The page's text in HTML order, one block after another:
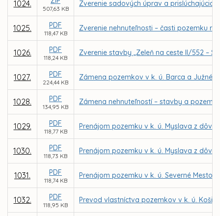
1024.
507,63 KB
Zverenie sadových úprav a
1025. PDF
118,47 KB
Zverenie nehnuteľnosti – časti pozemku
1026. PDF
118,24 KB
Zverenie stavby „Zeleň na ceste II/552 –
1027. PDF
224,44 KB
Zámena pozemkov v k. ú. Barca a Južné
1028. PDF
134,95 KB
Zámena nehnuteľností – stavby a
1029. PDF
118,77 KB
Prenájom pozemku v k. ú. Myslava z
1030. PDF
118,73 KB
Prenájom pozemku v k. ú. Myslava z
1031. PDF
118,74 KB
Prenájom pozemku v k. ú. Severné
1032. PDF
118,95 KB
Prevod vlastníctva pozemkov v k. ú.